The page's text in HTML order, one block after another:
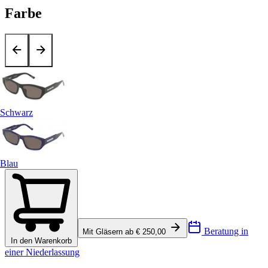
Farbe
Schwarz
Blau
In den Warenkorb
Mit Gläsern ab € 250,00 Beratung in
einer Niederlassung